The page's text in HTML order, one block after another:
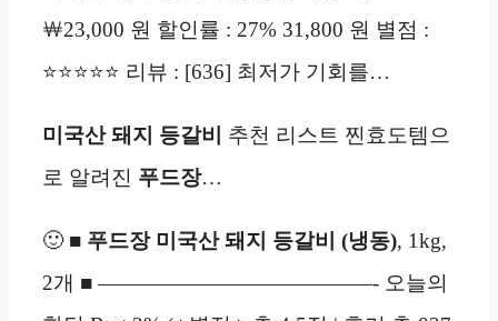
￦23,000 원 할인률 : 27% 31,800 원 별점 :
⭐⭐⭐⭐⭐ 리뷰 : [636] 최저가 기회를…
미국산 돼지 등갈비
추천 리스트 찐효도템으
로 알려진 푸드장…
🙂 ■ 푸드장 미국산 돼지 등갈비 (냉동), 1kg,
2개 ■ —————————————- 오늘의